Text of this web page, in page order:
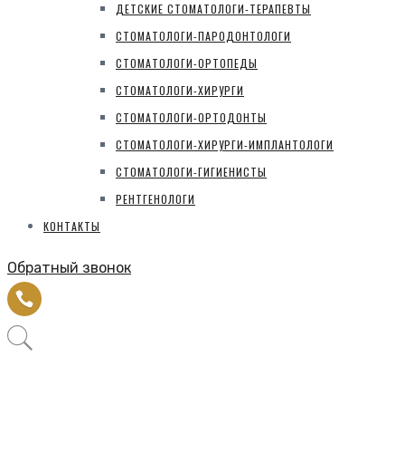
ДЕТСКИЕ СТОМАТОЛОГИ-ТЕРАПЕВТЫ
СТОМАТОЛОГИ-ПАРОДОНТОЛОГИ
СТОМАТОЛОГИ-ОРТОПЕДЫ
СТОМАТОЛОГИ-ХИРУРГИ
СТОМАТОЛОГИ-ОРТОДОНТЫ
СТОМАТОЛОГИ-ХИРУРГИ-ИМПЛАНТОЛОГИ
СТОМАТОЛОГИ-ГИГИЕНИСТЫ
РЕНТГЕНОЛОГИ
КОНТАКТЫ
Обратный звонок